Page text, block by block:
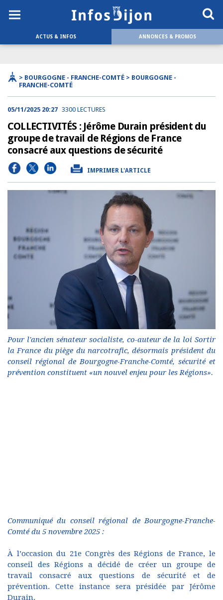
ACTUS & INFOS ANNONCES & PROMOS
> BOURGOGNE - FRANCHE-COMTÉ > BOURGOGNE -
FRANCHE-COMTÉ
05/11/2025 20:27 3300 LECTURES
COLLECTIVITÉS : Jérôme Durain président du
groupe de travail de Régions de France
consacré aux questions de sécurité
IMPRIMER L'ARTICLE
Pour l'ancien sénateur socialiste, co-auteur de la loi Sortir
la France du piège du narcotrafic, désormais président du
conseil régional de Bourgogne-Franche-Comté, sécurité et
prévention constituent «un nouvel enjeu pour les Régions».
Communiqué du conseil régional de Bourgogne-Franche-
Comté du 5 novembre 2025 :
À l’occasion du 21e Congrès des Régions de France, le
conseil des Régions a décidé de créer un groupe de
travail consacré aux questions de sécurité et de
prévention. Cette instance sera présidée par Jérôme
Durain.